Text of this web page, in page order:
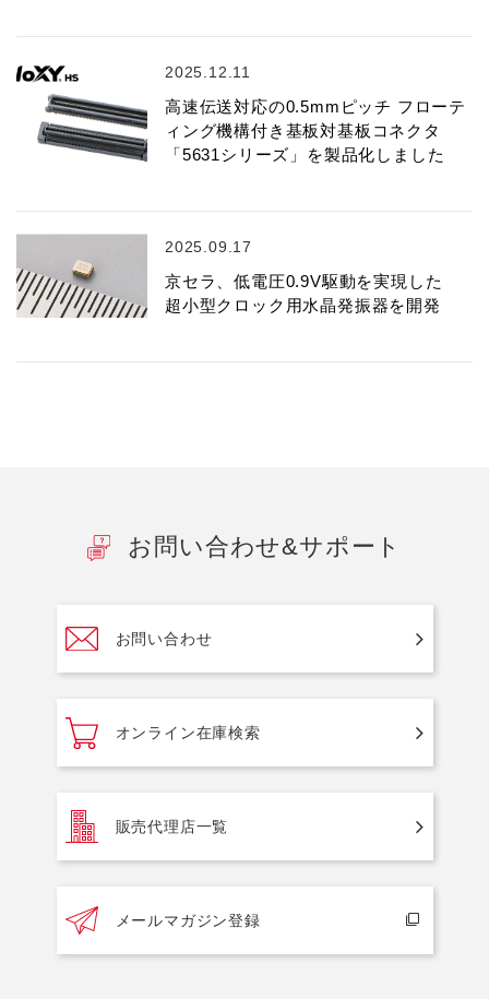
2025.12.11
高速伝送対応の0.5mmピッチ フローテ
ィング機構付き基板対基板コネクタ
「5631シリーズ」を製品化しました
2025.09.17
京セラ、低電圧0.9V駆動を実現した
超小型クロック用水晶発振器を開発
お問い合わせ&サポート
お問い合わせ
オンライン在庫検索
販売代理店一覧
メールマガジン登録